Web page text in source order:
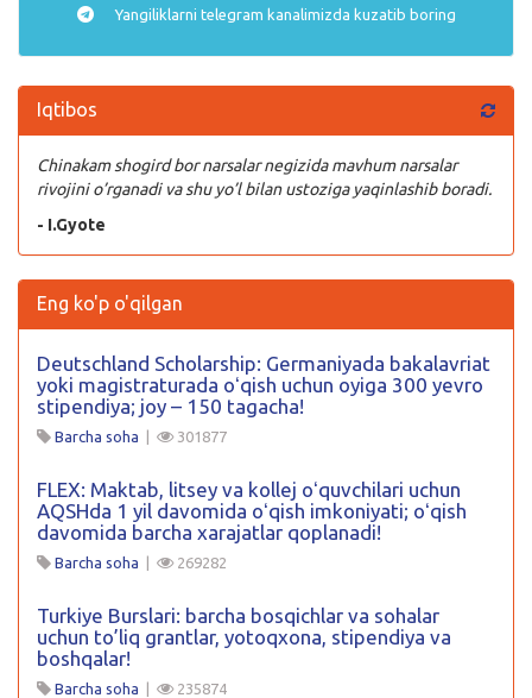
Yangiliklarni telegram kanalimizda kuzatib boring
Iqtibos
Chinakam shogird bor narsalar negizida mavhum narsalar
rivojini o’rganadi va shu yo’l bilan ustoziga yaqinlashib boradi.
- I.Gyote
Eng ko'p o'qilgan
Deutschland Scholarship: Germaniyada bakalavriat
yoki magistraturada oʻqish uchun oyiga 300 yevro
stipendiya; joy – 150 tagacha!
Barcha soha | 301877
FLEX: Maktab, litsey va kollej oʻquvchilari uchun
AQSHda 1 yil davomida oʻqish imkoniyati; oʻqish
davomida barcha xarajatlar qoplanadi!
Barcha soha | 269282
Turkiye Burslari: barcha bosqichlar va sohalar
uchun to’liq grantlar, yotoqxona, stipendiya va
boshqalar!
Barcha soha | 235874